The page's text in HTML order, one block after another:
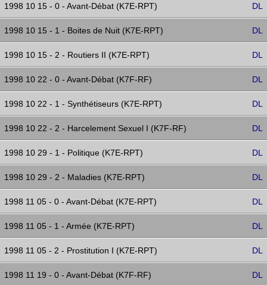
1998 10 15 - 0 - Avant-Débat (K7E-RPT) DL
1998 10 15 - 1 - Boites de Nuit (K7E-RPT) DL
1998 10 15 - 2 - Routiers II (K7E-RPT) DL
1998 10 22 - 0 - Avant-Débat (K7F-RF) DL
1998 10 22 - 1 - Synthétiseurs (K7E-RPT) DL
1998 10 22 - 2 - Harcelement Sexuel I (K7F-RF) DL
1998 10 29 - 1 - Politique (K7E-RPT) DL
1998 10 29 - 2 - Maladies (K7E-RPT) DL
1998 11 05 - 0 - Avant-Débat (K7E-RPT) DL
1998 11 05 - 1 - Armée (K7E-RPT) DL
1998 11 05 - 2 - Prostitution I (K7E-RPT) DL
1998 11 19 - 0 - Avant-Débat (K7F-RF) DL